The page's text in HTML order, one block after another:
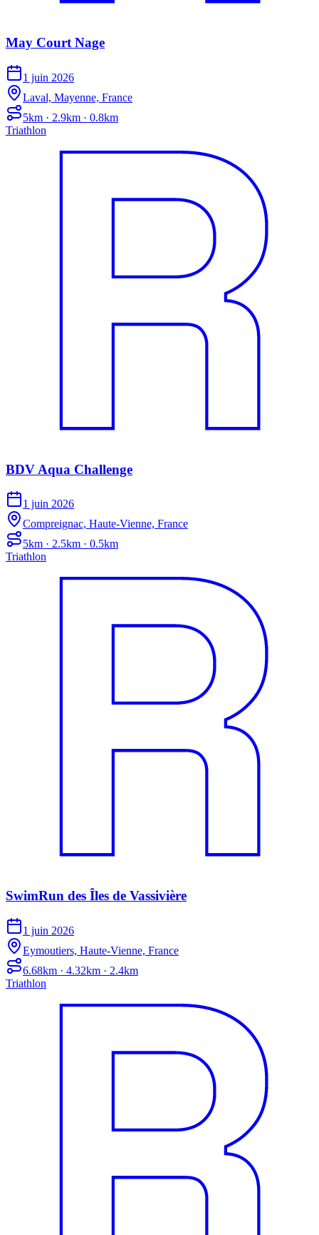
May Court Nage
1 juin 2026
Laval, Mayenne, France
5km · 2.9km · 0.8km
Triathlon
BDV Aqua Challenge
1 juin 2026
Compreignac, Haute-Vienne, France
5km · 2.5km · 0.5km
Triathlon
SwimRun des Îles de Vassivière
1 juin 2026
Eymoutiers, Haute-Vienne, France
6.68km · 4.32km · 2.4km
Triathlon